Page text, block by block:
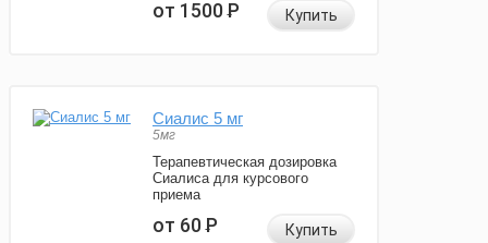
от 1500Р Купить
Сиалис 5 мг
5мг
Терапевтическая дозировка
Сиалиса для курсового
приема
от 60Р Купить